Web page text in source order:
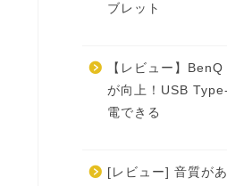
ブレット
【レビュー】
が向上！USB
電できる
[レビュー] 音質が